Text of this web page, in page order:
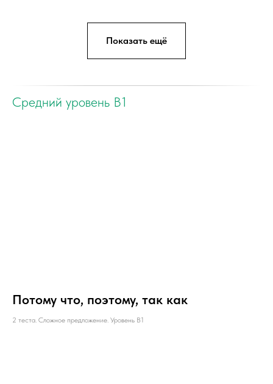
Показать ещё
Средний уровень B1
Потому что, поэтому, так как
2 теста. Сложное предложение. Уровень B1